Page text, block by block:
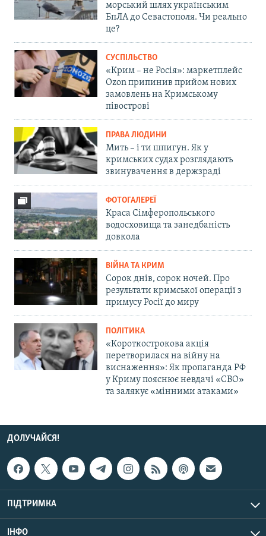
морський шлях українським
БпЛА до Севастополя. Чи реально
це?
СУСПІЛЬСТВО
«Крим – не Росія»: маркетплейс
Ozon припинив прийом нових
замовлень на Кримському
півострові
ПРАВА ЛЮДИНИ
Мить – і ти шпигун. Як у
кримських судах розглядають
звинувачення в держзраді
ФОТОГАЛЕРЕЇ
Краса Сімферопольського
водосховища та занедбаність
довкола
ВІЙНА ТА КРИМ
Сорок днів, сорок ночей. Про
результати кримської операції з
примусу Росії до миру
ПОЛІТИКА
«Короткострокова акція
перетворилася на війну на
виснаження»: Як пропаганда РФ
у Криму пояснює невдачі «СВО»
та залякує «мінними атаками»
ДОЛУЧАЙСЯ!
ПІДТРИМКА
ІНФО